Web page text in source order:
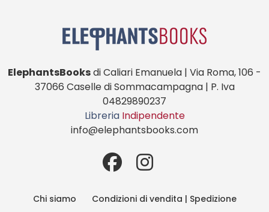
ElephantsBooksdi Caliari Emanuela | Via Roma, 106 -
37066 Caselle di Sommacampagna | P. Iva
04829890237
Libreria Indipendente
info@elephantsbooks.com
Chi siamo Condizioni di vendita | Spedizione